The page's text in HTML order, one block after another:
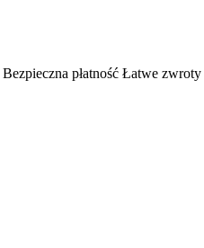
Bezpieczna płatność Łatwe zwroty